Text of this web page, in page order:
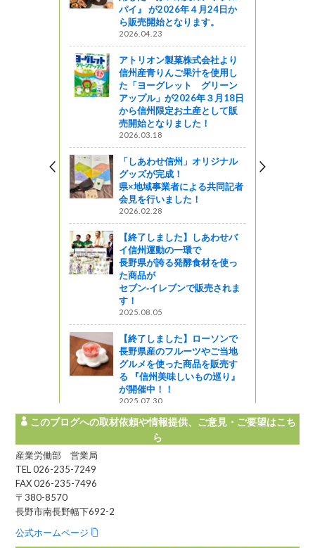
パイ』 が2026年４月24日か
ら販売開始となります。
2026.04.23
アトリオン製菓株式会社より
信州産青りんご果汁を使用し
た「ヨーグレット グリーン
アップル」が2026年３月18日
から信州限定お土産として販
売開始となりました！
2026.03.18
「しあわせ信州」オリジナル
グッズが完成！
県×地域事業者による共同記者
会見を行いました！
2026.02.28
【終了しました】しあわせバ
イ信州運動の一環で
長野県が誇る発酵食材を使っ
た商品が
セブン‐イレブンで販売されま
す！
2025.08.05
【終了しました】ローソンで
長野県産のフルーツやご当地
グルメを使った商品を販売す
る 『信州美味しいもの巡り』
が開催中！！
2025.07.30
このブログへの取材依頼や情報提供、ご意見・ご要望はこち
ら
産業労働部 営業局
TEL 026-235-7249
FAX 026-235-7496
〒380-8570
長野市南長野幅下692-2
公式ホームページ